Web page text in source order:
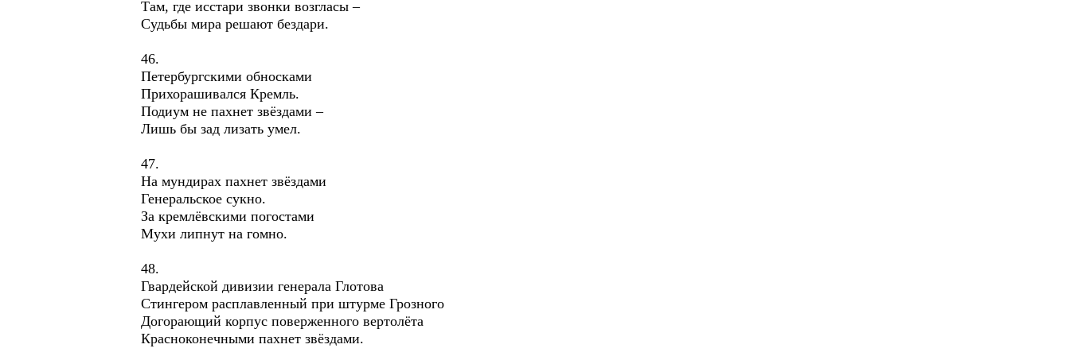
Там, где исстари звонки возгласы –
Судьбы мира решают бездари.
46.
Петербургскими обносками
Прихорашивался Кремль.
Подиум не пахнет звёздами –
Лишь бы зад лизать умел.
47.
На мундирах пахнет звёздами
Генеральское сукно.
За кремлёвскими погостами
Мухи липнут на гомно.
48.
Гвардейской дивизии генерала Глотова
Стингером расплавленный при штурме Грозного
Догорающий корпус поверженного вертолёта
Красноконечными пахнет звёздами.